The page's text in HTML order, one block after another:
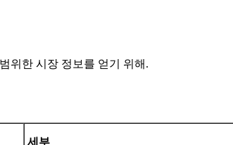
위한 시장 정보를 얻기 위해.
세부